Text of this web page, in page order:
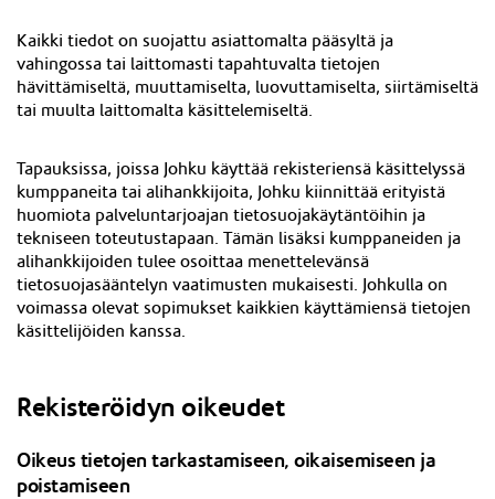
Kaikki tiedot on suojattu asiattomalta pääsyltä ja
vahingossa tai laittomasti tapahtuvalta tietojen
hävittämiseltä, muuttamiselta, luovuttamiselta, siirtämiseltä
tai muulta laittomalta käsittelemiseltä.
Tapauksissa, joissa Johku käyttää rekisteriensä käsittelyssä
kumppaneita tai alihankkijoita, Johku kiinnittää erityistä
huomiota palveluntarjoajan tietosuojakäytäntöihin ja
tekniseen toteutustapaan. Tämän lisäksi kumppaneiden ja
alihankkijoiden tulee osoittaa menettelevänsä
tietosuojasääntelyn vaatimusten mukaisesti. Johkulla on
voimassa olevat sopimukset kaikkien käyttämiensä tietojen
käsittelijöiden kanssa.
Rekisteröidyn oikeudet
Oikeus tietojen tarkastamiseen, oikaisemiseen ja
poistamiseen